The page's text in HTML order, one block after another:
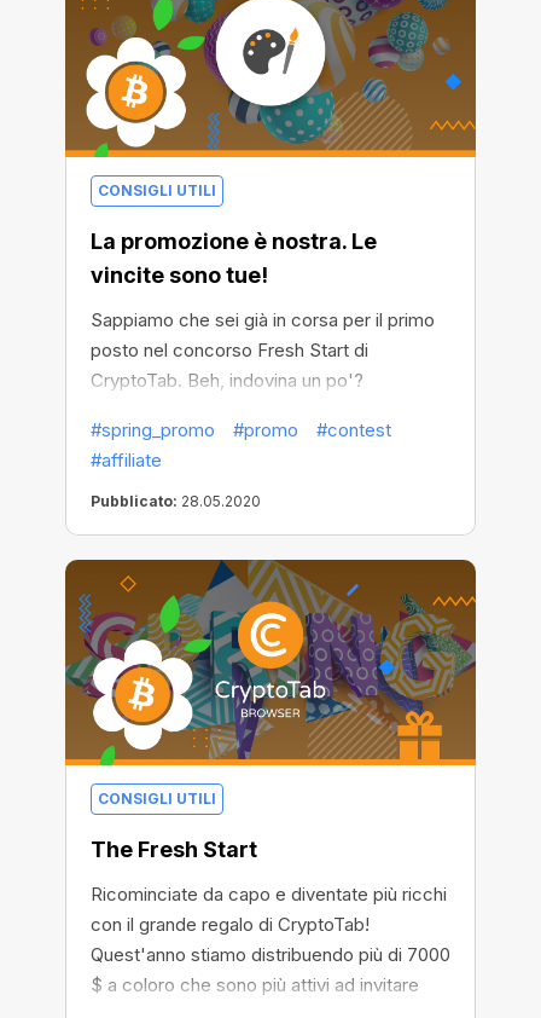
partecipazione al concorso - da questo
momento in poi considereremo non solo le
installazioni desktop ma anche quelle in
Android. Attira utenti mobile e guadagna di
più!
CONSIGLI UTILI
La promozione è nostra. Le
vincite sono tue!
Sappiamo che sei già in corsa per il primo
posto nel concorso Fresh Start di
CryptoTab. Beh, indovina un po'?
numero di vincitori casuali:
#spring_promo #promo
#contest
#affiliate
Pubblicato: 28.05.2020
CONSIGLI UTILI
The Fresh Start
Ricominciate da capo e diventate più ricchi
con il grande regalo di CryptoTab!
Quest'anno stiamo distribuendo più di 7000
$ a coloro che sono più attivi ad invitare